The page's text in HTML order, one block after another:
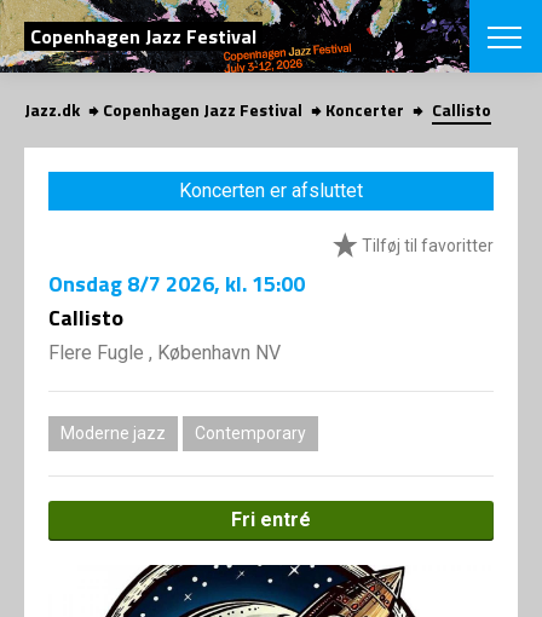
SØG
Copenhagen Jazz Festival
English
VÆLG
COPENHAGEN
SHOP
Jazz.dk Copenhagen Jazz Festival Koncerter Callisto
Koncerten er afsluttet
Tilføj til favoritter
Onsdag8/7 2026, kl. 15:00
Callisto
Flere Fugle , København NV
Moderne jazz Contemporary
Fri entré